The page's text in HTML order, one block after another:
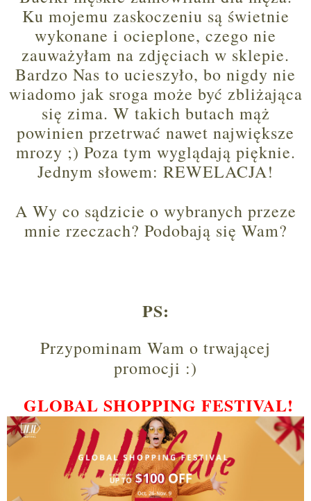
Ku mojemu zaskoczeniu są świetnie
wykonane i ocieplone, czego nie
zauważyłam na zdjęciach w sklepie.
Bardzo Nas to ucieszyło, bo nigdy nie
wiadomo jak sroga może być zbliżająca
się zima. W takich butach mąż
powinien przetrwać nawet największe
mrozy ;) Poza tym wyglądają pięknie.
Jednym słowem: REWELACJA!
A Wy co sądzicie o wybranych przeze
mnie rzeczach? Podobają się Wam?
PS:
Przypominam Wam o trwającej
promocji :)
GLOBAL SHOPPING FESTIVAL!